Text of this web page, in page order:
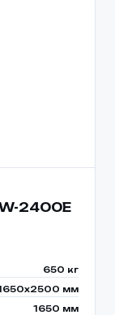
2400E
650 кг
мм
1650 мм